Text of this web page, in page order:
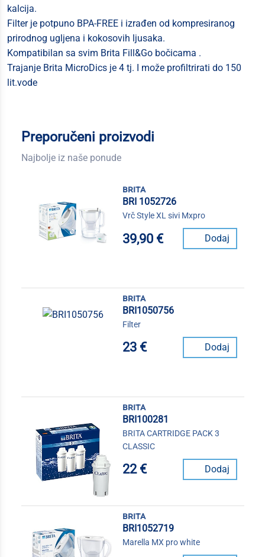
kalcija.
Filter je potpuno BPA-FREE i izrađen od kompresiranog
prirodnog ugljena i kokosovih ljusaka.
Kompatibilan sa svim Brita Fill&Go bočicama .
Trajanje Brita MicroDics je 4 tj. I može profiltrirati do 150
lit.vode
Preporučeni proizvodi
Najbolje iz naše ponude
brita
BRI 1052726
Vrč Style XL sivi Mxpro
39,90 € Dodaj
brita
BRI1050756
Filter
23 € Dodaj
brita
BRI100281
BRITA CARTRIDGE PACK 3
CLASSIC
22 € Dodaj
brita
BRI1052719
Marella MX pro white